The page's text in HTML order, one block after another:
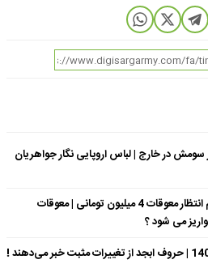
در خارج | لباس اروپایی نگار جواهریان
بازنشستگان تامین اجتماعی چشم انتظار معوقات 4 میلیون تومانی | معوقات
می شود ؟